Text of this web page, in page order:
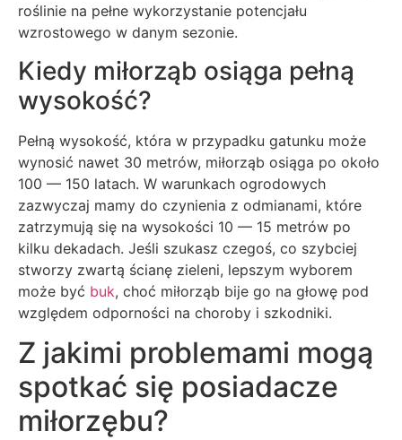
roślinie na pełne wykorzystanie potencjału
wzrostowego w danym sezonie.
Kiedy miłorząb osiąga pełną
wysokość?
Pełną wysokość, która w przypadku gatunku może
wynosić nawet 30 metrów, miłorząb osiąga po około
100 — 150 latach. W warunkach ogrodowych
zazwyczaj mamy do czynienia z odmianami, które
zatrzymują się na wysokości 10 — 15 metrów po
kilku dekadach. Jeśli szukasz czegoś, co szybciej
stworzy zwartą ścianę zieleni, lepszym wyborem
może być buk, choć miłorząb bije go na głowę pod
względem odporności na choroby i szkodniki.
Z jakimi problemami mogą
spotkać się posiadacze
miłorzębu?